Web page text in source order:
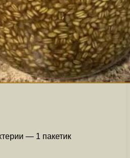
— 1 пакетик